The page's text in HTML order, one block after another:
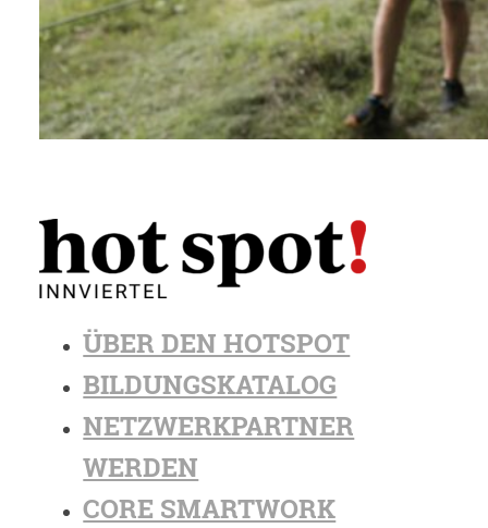
ÜBER DEN HOTSPOT
BILDUNGSKATALOG
NETZWERKPARTNER
WERDEN
CORE SMARTWORK